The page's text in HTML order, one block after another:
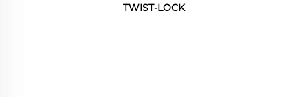
TWIST-LOCK